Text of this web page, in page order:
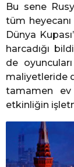
Bu sene
tüm heyecanı
Dünya
harcadığı
de
maliyetleride
tamamen ev
etkinliğin